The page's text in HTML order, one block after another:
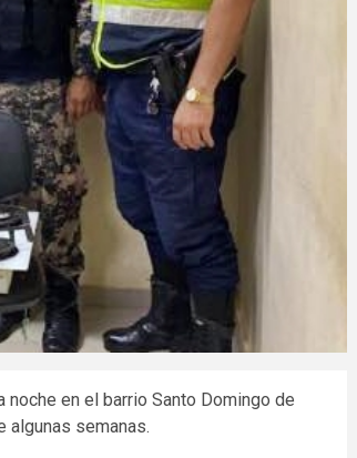
en el barrio Santo Domingo de
algunas semanas.